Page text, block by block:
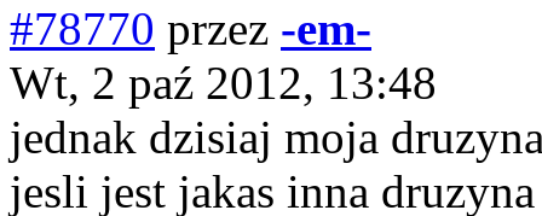
#78770 przez -em-
Wt, 2 paź 2012, 13:48
jednak dzisiaj moja
jesli jest jakas inna